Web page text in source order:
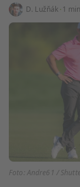
D. Lužňák 1
Foto: Andre61 /